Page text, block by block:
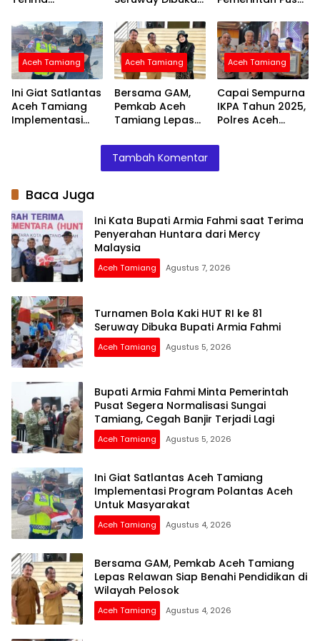
Huntara dari
Mercy Malaysia
Fahmi
Normalisasi
Sungai Tamiang,
Cegah Banjir
Terjadi Lagi
Aceh Tamiang
Ini Giat Satlantas
Aceh Tamiang
Implementasi
Aceh Tamiang
Bersama GAM,
Pemkab Aceh
Tamiang Lepas
Benahi
Pendidikan di
Wilayah Pelosok
Aceh Tamiang
Capai Sempurna
IKPA Tahun 2025,
Polres Aceh
Penghargaan
Tambah Komentar
Baca Juga
Ini Kata Bupati Armia Fahmi saat Terima
Penyerahan Huntara dari Mercy
Malaysia
Aceh Tamiang Agustus 7, 2026
Turnamen Bola Kaki HUT RI ke 81
Seruway Dibuka Bupati Armia Fahmi
Aceh Tamiang Agustus 5, 2026
Bupati Armia Fahmi Minta Pemerintah
Pusat Segera Normalisasi Sungai
Tamiang, Cegah Banjir Terjadi Lagi
Aceh Tamiang Agustus 5, 2026
Ini Giat Satlantas Aceh Tamiang
Implementasi Program Polantas Aceh
Untuk Masyarakat
Aceh Tamiang Agustus 4, 2026
Bersama GAM, Pemkab Aceh Tamiang
Lepas Relawan Siap Benahi Pendidikan di
Wilayah Pelosok
Aceh Tamiang Agustus 4, 2026